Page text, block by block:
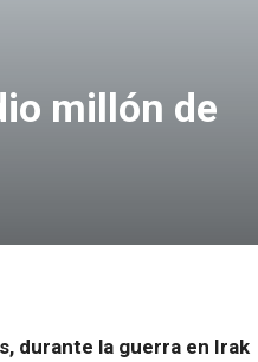
millón de
durante la guerra en Irak